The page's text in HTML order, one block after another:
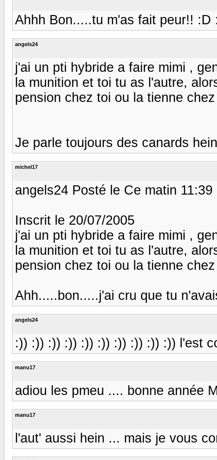
Ahhh Bon.....tu m'as fait peur!! :D
angels24
j'ai un pti hybride a faire mimi ,
la munition et toi tu as l'autre,
pension chez toi ou la tienne
Je parle toujours des canards
michel17
angels24 Posté le Ce matin 11:39
Inscrit le 20/07/2005
j'ai un pti hybride a faire mimi ,
la munition et toi tu as l'autre,
pension chez toi ou la tienne
Ahh.....bon.....j'ai cru que tu
angels24
:)) :)) :)) :)) :)) :)) :)) :)) :)) :)) l'est
manu17
adiou les pmeu .... bonne année
manu17
l'aut' aussi hein ... mais je vous